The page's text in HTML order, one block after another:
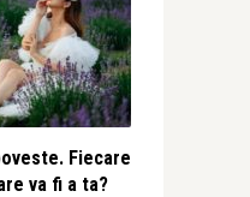
Fiecare
va fi a ta?